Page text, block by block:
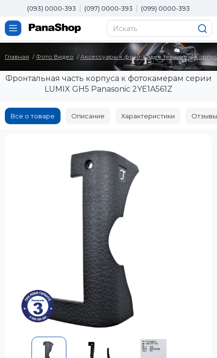
(093) 0000-393 (097) 0000-393 (099) 0000-393
Главная Фото Видео Аксессуары к фото-видео технике
Фронтальная часть корпуса к фотокамерам серии
LUMIX GH5 Panasonic 2YE1A561Z
Все о товаре Описание Характеристики